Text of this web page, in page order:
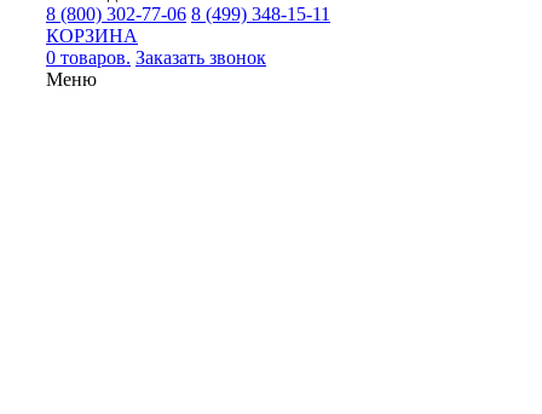
8 (800) 302-77-06 8 (499) 348-15-11
КОРЗИНА
0 товаров. Заказать звонок
Меню